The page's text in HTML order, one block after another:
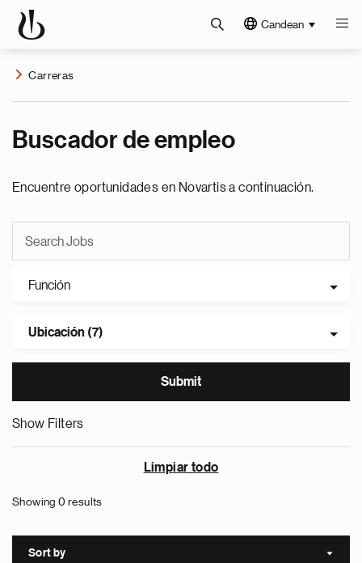
Candean
Carreras
Buscador de empleo
Encuentre oportunidades en Novartis a continuación.
Función
Ubicación (7)
Show Filters
Limpiar todo
Showing 0 results
Sort by Sort